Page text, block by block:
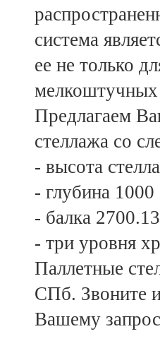
система
ее не только
мелкоштучных
Предлагаем
стеллажа со
- высота
- глубина 1000
- балка
- три уровня
Паллетные
СПб. Звоните
Вашему